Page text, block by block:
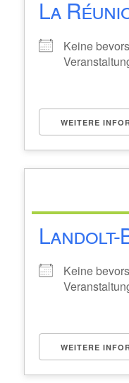
La
Keine
WEITERE
Landolt-
Keine
WEITERE